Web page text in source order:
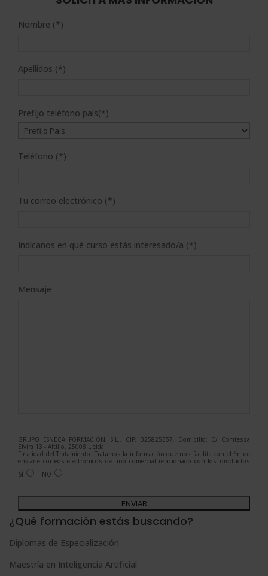
Nombre (*)
Apellidos (*)
Prefijo teléfono país(*)
Teléfono (*)
Tu correo electrónico (*)
Indícanos en qué curso estás interesado/a (*)
Mensaje
GRUPO ESNECA FORMACIÓN, S.L., CIF: B25825357, Domicilio: C/ Comtessa
Elvira 13 - Altillo, 25008 Lleida.
Finalidad del Tratamiento: Tratamos la información que nos facilita con el fin de
enviarle correos electrónicos de tipo comercial relacionado con los productos
ofrecidos y otros tipo de productos que fueran de su interés.
Legitimación del tratamiento: Consentimiento del interesado.
Para más información consulte nuestra Política de Privacidad.
Desea recibir información comercial (vía telefónica y/o email):
SÍ NO
A
l
e
r
¿Qué formación estás buscando?
Diplomas de Especialización
Maestría en Inteligencia Artificial